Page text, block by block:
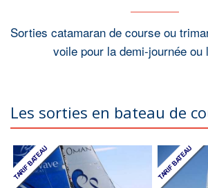
Sorties catamaran de course ou
voile pour la demi-journée ou
Les sorties en bateau de